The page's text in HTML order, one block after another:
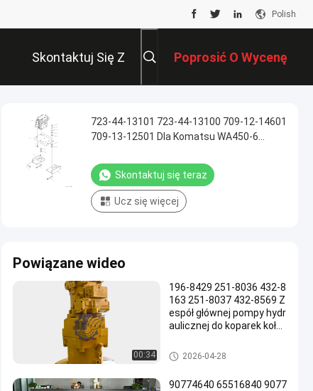
Polish
Skontaktuj Się Z
Nami
Poprosić O Wycenę
723-44-13101 723-44-13100 709-12-14601
709-13-12501 Dla Komatsu WA450-6
Hydrauliczny główny zawór sterujący
Części do maszyn budowlanych Rynek
wtórny Wysokiej jakości oryginał
Skontaktuj się teraz
Ucz się więcej
Powiązane wideo
00:34
196-8429 251-8036 432-8
163 251-8037 432-8569 Z
espół głównej pompy hydr
aulicznej do koparek koło
okiej jakości części zamie
nne do dużych obciążeń
Pompa hydrauliczna koparki
2026-04-28
90774640 65516840 9077